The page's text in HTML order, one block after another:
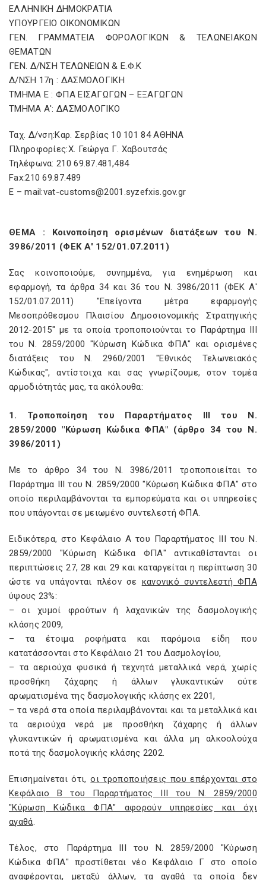
ΕΛΛΗΝΙΚΗ ΔΗΜΟΚΡΑΤΙΑ
ΥΠΟΥΡΓΕΙΟ ΟΙΚΟΝΟΜΙΚΩΝ
ΓΕΝ. ΓΡΑΜΜΑΤΕΙΑ ΦΟΡΟΛΟΓΙΚΩΝ & ΤΕΛΩΝΕΙΑΚΩΝ
ΘΕΜΑΤΩΝ
ΓΕΝ. Δ/ΝΣΗ ΤΕΛΩΝΕΙΩΝ & Ε.Φ.Κ
Δ/ΝΣΗ 17η : ΔΑΣΜΟΛΟΓΙΚΗ
ΤΜΗΜΑ Ε : ΦΠΑ ΕΙΣΑΓΩΓΩΝ – ΕΞΑΓΩΓΩΝ
ΤΜΗΜΑ Α': ΔΑΣΜΟΛΟΓΙΚΟ
Ταχ. Δ/νση:Καρ. Σερβίας 10 101 84 ΑΘΗΝΑ
Πληροφορίες:Χ. Γεώργα Γ. Χαβουτσάς
Τηλέφωνα: 210 69.87.481,484
Fax:210 69.87.489
Ε – mail:vat-customs@2001.syzefxis.gov.gr
ΘΕΜΑ : Κοινοποίηση ορισμένων διατάξεων του Ν.
3986/2011 (ΦΕΚ Α' 152/01.07.2011)
Σας κοινοποιούμε, συνημμένα, για ενημέρωση και
εφαρμογή, τα άρθρα 34 και 36 του Ν. 3986/2011 (ΦΕΚ Α'
152/01.07.2011) "Επείγοντα μέτρα εφαρμογής
Μεσοπρόθεσμου Πλαισίου Δημοσιονομικής Στρατηγικής
2012-2015" με τα οποία τροποποιούνται το Παράρτημα III
του Ν. 2859/2000 "Κύρωση Κώδικα ΦΠΑ" και ορισμένες
διατάξεις του Ν. 2960/2001 "Εθνικός Τελωνειακός
Κώδικας", αντίστοιχα και σας γνωρίζουμε, στον τομέα
αρμοδιότητάς μας, τα ακόλουθα:
1. Τροποποίηση του Παραρτήματος III του Ν.
2859/2000 "Κύρωση Κώδικα ΦΠΑ" (άρθρο 34 του Ν.
3986/2011)
Με το άρθρο 34 του Ν. 3986/2011 τροποποιείται το
Παράρτημα III του Ν. 2859/2000 "Κύρωση Κώδικα ΦΠΑ" στο
οποίο περιλαμβάνονται τα εμπορεύματα και οι υπηρεσίες
που υπάγονται σε μειωμένο συντελεστή ΦΠΑ.
Ειδικότερα, στο Κεφάλαιο Α του Παραρτήματος III του Ν.
2859/2000 "Κύρωση Κώδικα ΦΠΑ" αντικαθίστανται οι
περιπτώσεις 27, 28 και 29 και καταργείται η περίπτωση 30
ώστε να υπάγονται πλέον σε κανονικό συντελεστή ΦΠΑ
ύψους 23%:
– οι χυμοί φρούτων ή λαχανικών της δασμολογικής
κλάσης 2009,
– τα έτοιμα ροφήματα και παρόμοια είδη που
κατατάσσονται στο Κεφάλαιο 21 του Δασμολογίου,
– τα αεριούχα φυσικά ή τεχνητά μεταλλικά νερά, χωρίς
προσθήκη ζάχαρης ή άλλων γλυκαντικών ούτε
αρωματισμένα της δασμολογικής κλάσης ex 2201,
– τα νερά στα οποία περιλαμβάνονται και τα μεταλλικά και
τα αεριούχα νερά με προσθήκη ζάχαρης ή άλλων
γλυκαντικών ή αρωματισμένα και άλλα μη αλκοολούχα
ποτά της δασμολογικής κλάσης 2202.
Επισημαίνεται ότι,οι τροποποιήσεις που επέρχονται στο
Κεφάλαιο Β του Παραρτήματος III του Ν. 2859/2000
"Κύρωση Κώδικα ΦΠΑ" αφορούν υπηρεσίες και όχι
αγαθά.
Τέλος, στο Παράρτημα III του Ν. 2859/2000 "Κύρωση
Κώδικα ΦΠΑ" προστίθεται νέο Κεφάλαιο Γ στο οποίο
αναφέρονται, μεταξύ άλλων, τα αγαθά τα οποία δεν